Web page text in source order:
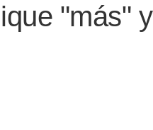
"más" y